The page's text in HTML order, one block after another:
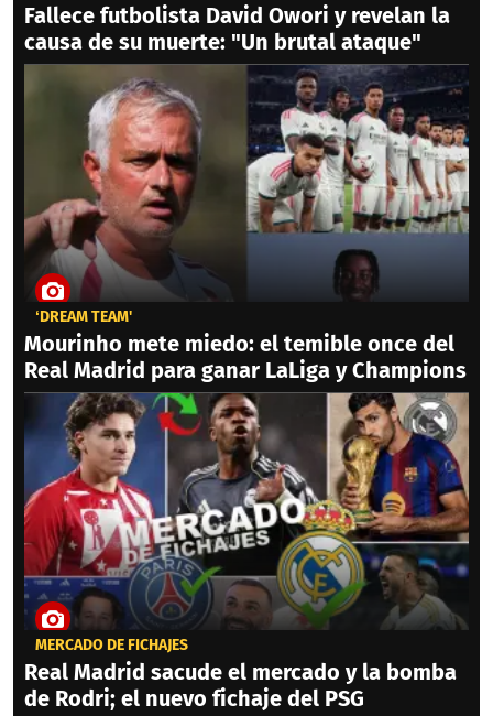
Fallece futbolista David Owori y revelan la
causa de su muerte: "Un brutal ataque"
‘DREAM TEAM'
Mourinho mete miedo: el temible once del
Real Madrid para ganar LaLiga y Champions
MERCADO DE FICHAJES
Real Madrid sacude el mercado y la bomba
de Rodri; el nuevo fichaje del PSG